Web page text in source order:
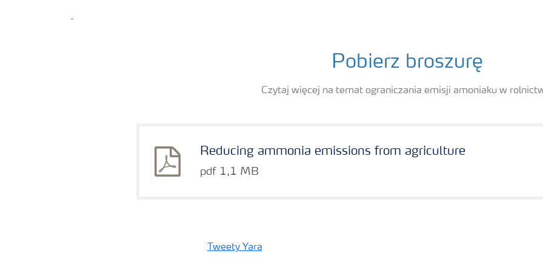
Pobierz broszurę
Czytaj więcej na temat ograniczania emisji amoniaku w
Reducing ammonia emissions from agriculture
pdf 1,1 MB
Tweety Yara